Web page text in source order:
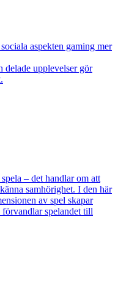
aspekten gaming mer
delade upplevelser gör
– det handlar om att
samhörighet. I den här
av spel skapar
förvandlar spelandet till